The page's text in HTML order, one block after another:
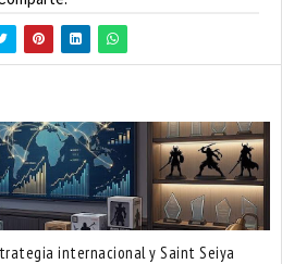
internacional y Saint Seiya